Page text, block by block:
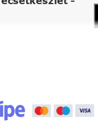
nagyító